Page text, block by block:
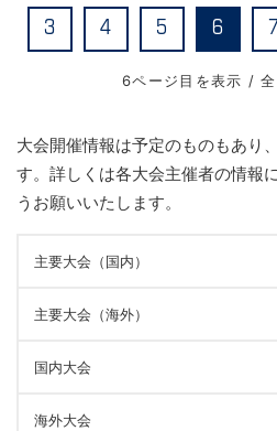
6ページ目を表示 /
3 4 5 6 7
大会開催情報は予定のものもあり
す。詳しくは各大会主催者の情報
うお願いいたします。
主要大会（国内）
主要大会（海外）
国内大会
海外大会